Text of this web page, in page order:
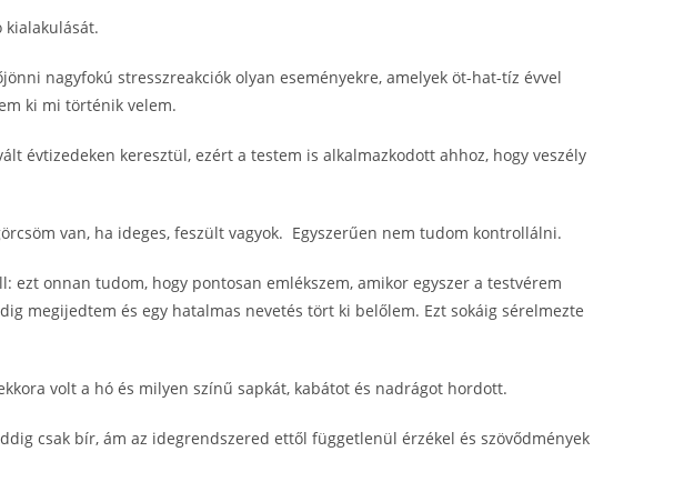
nagyfokú stresszreakciók olyan eseményekre, amelyek öt-hat-tíz évvel
ki mi történik velem.
évtizedeken keresztül, ezért a testem is alkalmazkodott ahhoz, hogy veszély
van, ha ideges, feszült vagyok. Egyszerűen nem tudom kontrollálni.
ezt onnan tudom, hogy pontosan emlékszem, amikor egyszer a testvérem
megijedtem és egy hatalmas nevetés tört ki belőlem. Ezt sokáig sérelmezte
volt a hó és milyen színű sapkát, kabátot és nadrágot hordott.
csak bír, ám az idegrendszered ettől függetlenül érzékel és szövődmények